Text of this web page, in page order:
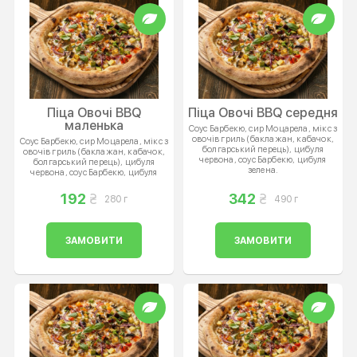
Піца Овочі BBQ
маленька
Соус Барбекю, сир Моцарела, мікс з
овочів гриль (баклажан, кабачок,
болгарський перець), цибуля
червона, соус Барбекю, цибуля
192 280 г
ЗАМОВИТИ
Піца Овочі BBQ середня
Соус Барбекю, сир Моцарела, мікс з
овочів гриль (баклажан, кабачок,
болгарський перець), цибуля
червона, соус Барбекю, цибуля
зелена.
342 490 г
ЗАМОВИТИ